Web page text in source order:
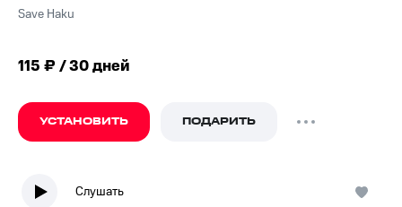
Save Haku
115 ₽ / 30 дней
УСТАНОВИТЬ ПОДАРИТЬ
Слушать